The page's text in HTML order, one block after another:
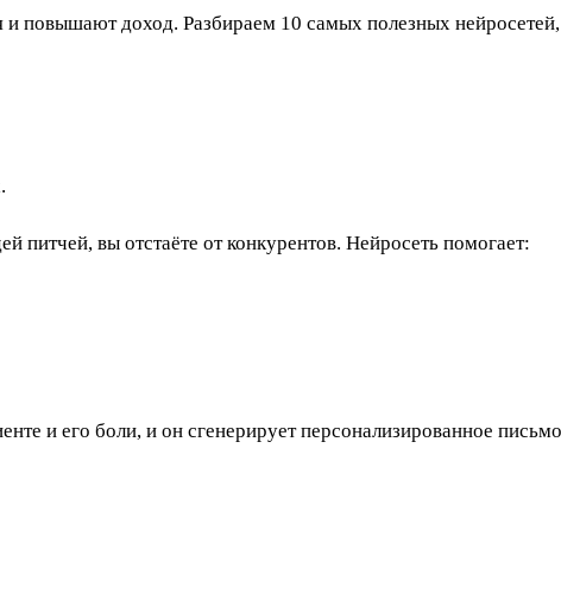
повышают доход. Разбираем 10 самых полезных нейросетей,
питчей, вы отстаёте от конкурентов. Нейросеть помогает:
и его боли, и он сгенерирует персонализированное